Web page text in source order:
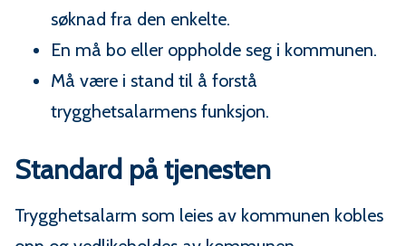
søknad fra den enkelte.
En må bo eller oppholde seg i kommunen.
Må være i stand til å forstå
trygghetsalarmens funksjon.
Standard på tjenesten
Trygghetsalarm som leies av kommunen kobles